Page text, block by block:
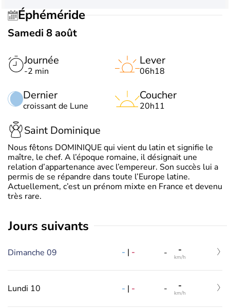
Éphéméride
Samedi 8 août
Journée
-2 min
Dernier
croissant de Lune
Lever
06h18
Coucher
20h11
Saint Dominique
Nous fêtons DOMINIQUE qui vient du latin et signifie le
maître, le chef. A l’époque romaine, il désignait une
relation d’appartenance avec l’empereur. Son succès lui a
permis de se répandre dans toute l’Europe latine.
Actuellement, c’est un prénom mixte en France et devenu
très rare.
jours suivants
Dimanche 09 - | - - -
km/h
Lundi 10 - | - - -
km/h